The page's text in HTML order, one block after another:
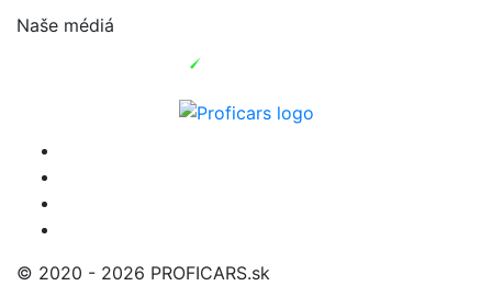
Naše médiá
© 2020 - 2026 PROFICARS.sk